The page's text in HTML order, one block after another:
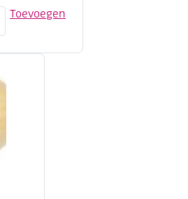
Toevoegen